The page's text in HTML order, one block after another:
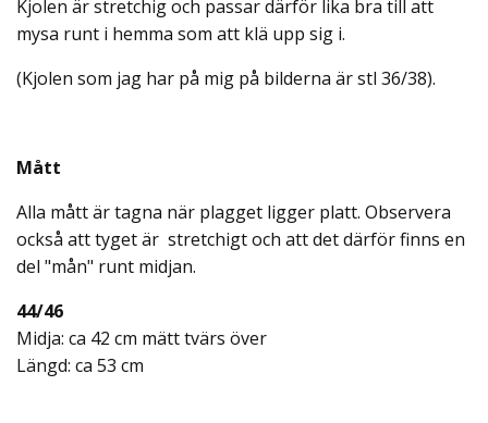
Kjolen är stretchig och passar därför lika bra till att
mysa runt i hemma som att klä upp sig i.
(Kjolen som jag har på mig på bilderna är stl 36/38).
Mått
Alla mått är tagna när plagget ligger platt. Observera
också att tyget är stretchigt och att det därför finns en
del "mån" runt midjan.
44/46
Midja: ca 42 cm mätt tvärs över
Längd: ca 53 cm